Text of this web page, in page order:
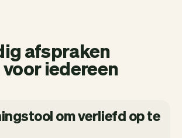
afspraken
iedereen
om verliefd op te